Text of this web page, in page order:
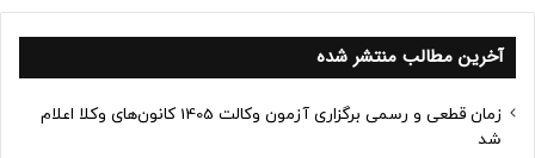
آخرین مطالب منتشر شده
زمان قطعی و رسمی برگزاری آزمون وکالت 1405 کانون‌های وکلا اعلام
شد